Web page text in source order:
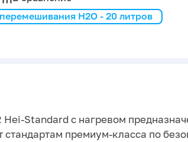
H2O - 20 литров
Standard с нагревом
стандартам премиум-класса по